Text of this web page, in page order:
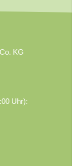
KG
Uhr):